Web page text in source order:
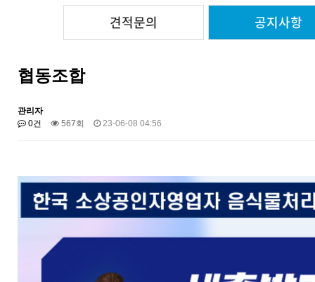
견적문의 공지사항
협동조합
관리자
0건
567회 23-06-08 04:56